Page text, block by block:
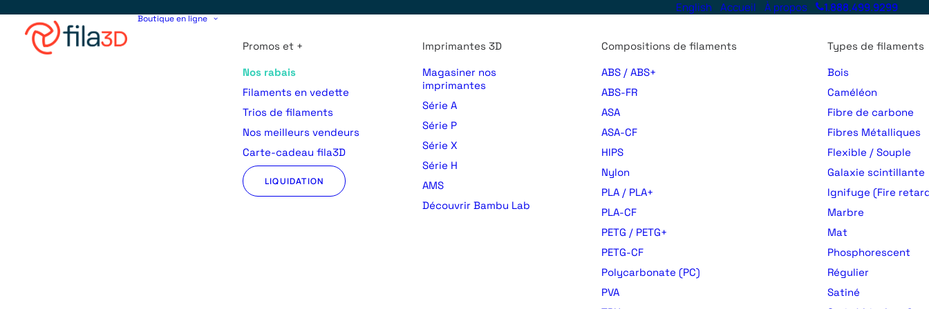
English Accueil À propos 1.888.499.9299
Boutique en ligne
Promos et +
Nos rabais
Filaments en vedette
Trios de filaments
Nos meilleurs vendeurs
Carte-cadeau fila3D
LIQUIDATION
Imprimantes 3D
Magasiner nos
imprimantes
Série A
Série P
Série X
Série H
AMS
Découvrir Bambu Lab
Compositions de filaments
ABS / ABS+
ABS-FR
ASA
ASA-CF
HIPS
Nylon
PLA / PLA+
PLA-CF
PETG / PETG+
PETG-CF
Polycarbonate (PC)
PVA
Types de filaments
Bois
Caméléon
Fibre de carbone
Fibres Métalliques
Flexible / Souple
Galaxie scintillante
Ignifuge (Fire
Marbre
Mat
Phosphorescent
Régulier
Satiné